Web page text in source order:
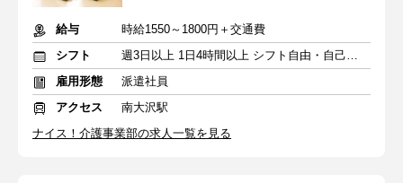
給与
時給1550～1800円＋交通費
シフト
週3日以上 1日4時間以上 シフト自由・自己申告
雇用形態
派遣社員
アクセス
南大沢駅
ナイス！介護事業部の求人一覧を見る